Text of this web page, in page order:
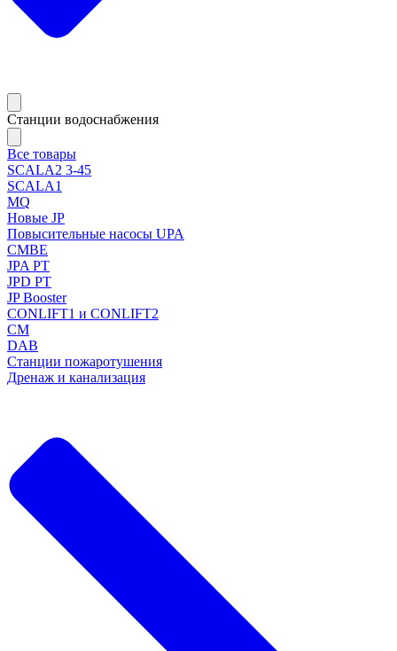
Станции водоснабжения
Все товары
SCALA2 3-45
SCALA1
MQ
Новые JP
Повысительные насосы UPA
CMBE
JPA PT
JPD PT
JP Booster
CONLIFT1 и CONLIFT2
CM
DAB
Станции пожаротушения
Дренаж и канализация